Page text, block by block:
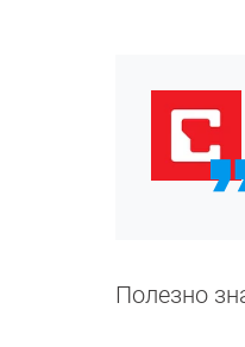
Полезно